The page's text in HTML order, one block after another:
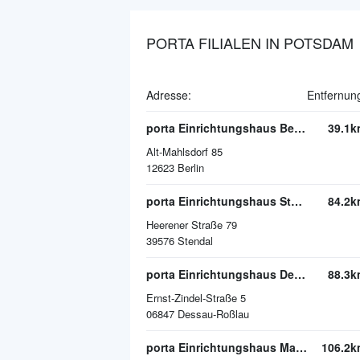
PORTA FILIALEN IN POTSDAM
Adresse:
porta Einrichtungshaus Berlin-Mahlsdorf
Alt-Mahlsdorf 85
12623 Berlin
porta Einrichtungshaus Stendal
Heerener Straße 79
39576 Stendal
porta Einrichtungshaus Dessau-Roßlau
Ernst-Zindel-Straße 5
06847 Dessau-Roßlau
porta Einrichtungshaus Magdeburg